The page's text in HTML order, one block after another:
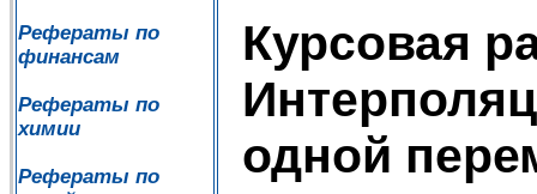
Рефераты по
финансам
Рефераты по
химии
Рефераты по
Курсовая
одной